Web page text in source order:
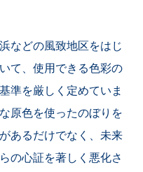
などの風致地区をはじ
て、使用できる色彩の
準を厳しく定めていま
原色を使ったのぼりを
あるだけでなく、未来
の心証を著しく悪化さ